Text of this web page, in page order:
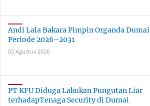
Andi Lala Bakara Pimpin Organda Dumai
Periode 2026–2031
02 Agustus 2026
PT KFU Diduga Lakukan Pungutan Liar
terhadapTenaga Security di Dumai